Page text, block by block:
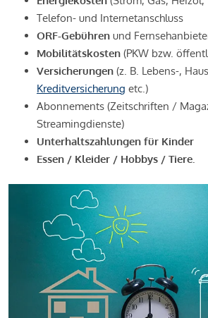
Telefon- und Internetanschluss
ORF-Gebühren und
Mobilitätskosten (PKW bzw.
Versicherungen (z. B. Lebens-,
Kreditversicherung etc.)
Abonnements (Zeitschriften /
Streamingdienste)
Unterhaltszahlungen für Kinder
Essen / Kleider / Hobbys / Tiere.